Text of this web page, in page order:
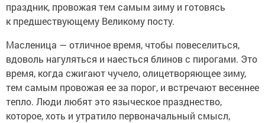
праздник, провожая тем самым зиму и готовясь
к предшествующему Великому посту.
Масленица — отличное время, чтобы повеселиться,
вдоволь нагуляться и наесться блинов с пирогами. Это
время, когда сжигают чучело, олицетворяющее зиму,
тем самым провожая ее за порог, и встречают весеннее
тепло. Люди любят это языческое празднество,
которое, хоть и утратило первоначальный смысл,